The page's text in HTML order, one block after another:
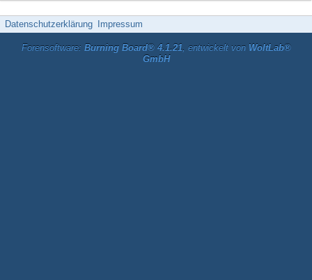
Datenschutzerklärung Impressum
Forensoftware: Burning Board® 4.1.21, entwickelt von WoltLab®
GmbH